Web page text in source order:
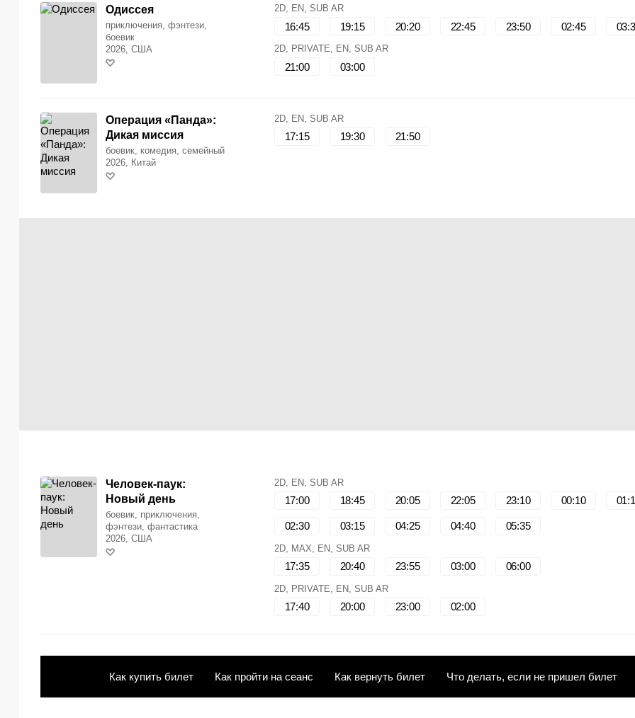
Одиссея
приключения, фэнтези,
боевик
2026, США
2D, EN, SUB AR
16:45 19:15 20:20 22:45 23:50 02:45
2D, PRIVATE, EN, SUB AR
21:00 03:00
Операция «Панда»:
Дикая миссия
боевик, комедия, семейный
2026, Китай
2D, EN, SUB AR
17:15 19:30 21:50
Человек-паук:
Новый день
боевик, приключения,
фэнтези, фантастика
2026, США
2D, EN, SUB AR
17:00 18:45 20:05 22:05 23:10 00:10
02:30 03:15 04:25 04:40 05:35
2D, MAX, EN, SUB AR
17:35 20:40 23:55 03:00 06:00
2D, PRIVATE, EN, SUB AR
17:40 20:00 23:00 02:00
Как купить билет Как пройти на сеанс Как вернуть билет Что делать, если не пришел билет